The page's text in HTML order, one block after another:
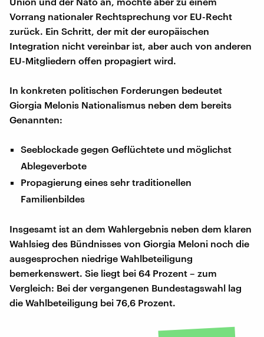
Vorrang nationaler Rechtsprechung vor EU-Recht
zurück. Ein Schritt, der mit der europäischen
Integration nicht vereinbar ist, aber auch von anderen
EU-Mitgliedern offen propagiert wird.
In konkreten politischen Forderungen bedeutet
Giorgia Melonis Nationalismus neben dem bereits
Genannten:
Seeblockade gegen Geflüchtete und möglichst
Ablegeverbote
Propagierung eines sehr traditionellen
Familienbildes
Insgesamt ist an dem Wahlergebnis neben dem klaren
Wahlsieg des Bündnisses von Giorgia Meloni noch die
ausgesprochen niedrige Wahlbeteiligung
bemerkenswert. Sie liegt bei 64 Prozent – zum
Vergleich: Bei der vergangenen Bundestagswahl lag
die Wahlbeteiligung bei 76,6 Prozent.